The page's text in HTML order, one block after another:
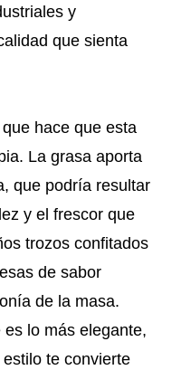
y
que sienta
hace que esta
La grasa aporta
que podría resultar
y el frescor que
trozos confitados
de sabor
de la masa.
lo más elegante,
te convierte